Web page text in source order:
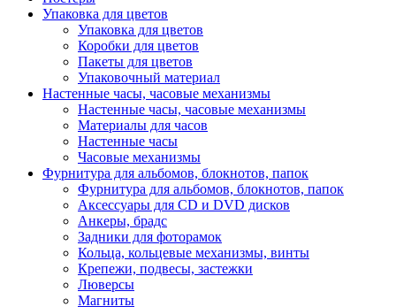
Упаковка для цветов
Упаковка для цветов
Коробки для цветов
Пакеты для цветов
Упаковочный материал
Настенные часы, часовые механизмы
Настенные часы, часовые механизмы
Материалы для часов
Настенные часы
Часовые механизмы
Фурнитура для альбомов, блокнотов, папок
Фурнитура для альбомов, блокнотов, папок
Аксессуары для CD и DVD дисков
Анкеры, брадс
Задники для фоторамок
Кольца, кольцевые механизмы, винты
Крепежи, подвесы, застежки
Люверсы
Магниты